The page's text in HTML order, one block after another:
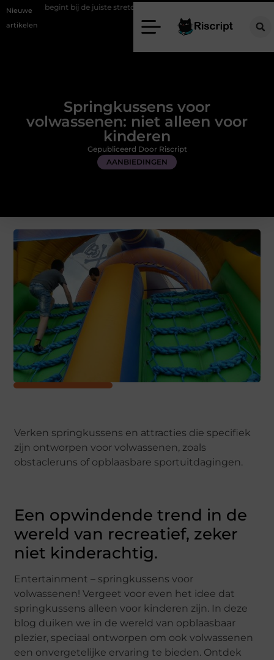
Nieuwe
artikelen
de juiste stretch werkbroek Daarom maakt een persoonlijke
Springkussens voor
volwassenen: niet alleen voor
kinderen
AANBIEDINGEN
Gepubliceerd Door Riscript
Verken springkussens en attracties die specifiek
zijn ontworpen voor volwassenen, zoals
obstacleruns of opblaasbare sportuitdagingen.
Een opwindende trend in de
wereld van recreatief, zeker
niet kinderachtig.
Entertainment – springkussens voor
volwassenen! Vergeet voor even het idee dat
springkussens alleen voor kinderen zijn. In deze
blog duiken we in de wereld van opblaasbaar
plezier, speciaal ontworpen om ook volwassenen
een onvergetelijke ervaring te bieden. Ontdek